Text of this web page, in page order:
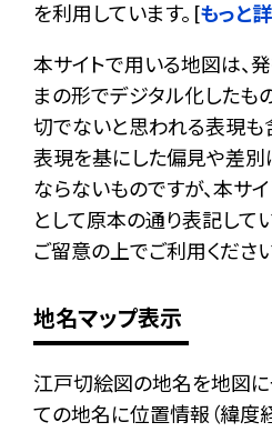
を利用しています。 [もっと
本サイトで用いる地図は、
まの形でデジタル化したも
切でないと思われる表現も
表現を基にした偏見や差別
ならないものですが、本サ
として原本の通り表記して
ご留意の上でご利用ください
地名マップ表示
江戸切絵図の地名を地図に
ての地名に位置情報（緯度